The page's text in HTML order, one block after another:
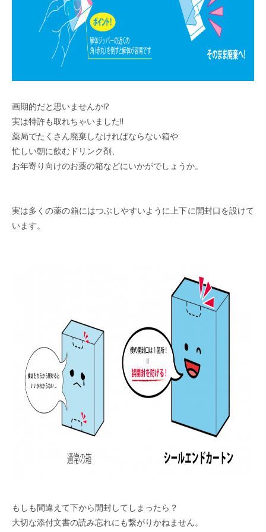
画期的だと思いませんか!?
実は特許も取れちゃいました!!
薬局でたくさん廃棄しなければならない箱や
忙しい朝に飲むドリンク剤、
お年寄り向けのお薬の箱などにいかがでしょうか。
実は多くの薬の箱にはつぶしやすいように上下に開封口を設けて
います。
もしも間違えて下から開封してしまったら？
大切な添付文書の読み忘れにも繋がりかねません。